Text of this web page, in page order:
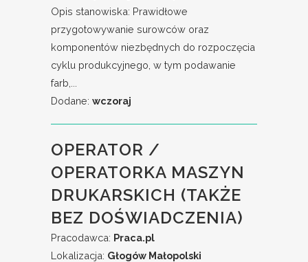
Opis stanowiska: Prawidłowe
przygotowywanie surowców oraz
komponentów niezbędnych do rozpoczęcia
cyklu produkcyjnego, w tym podawanie
farb,...
Dodane: wczoraj
OPERATOR /
OPERATORKA MASZYN
DRUKARSKICH (TAKŻE
BEZ DOŚWIADCZENIA)
Pracodawca: Praca.pl
Lokalizacja: Głogów Małopolski